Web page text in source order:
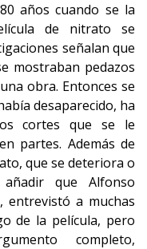
años cuando se la
de nitrato se
señalan que
mostraban pedazos
obra. Entonces se
desaparecido, ha
cortes que se le
partes. Además de
que se deteriora o
que Alfonso
entrevistó a muchas
de la película, pero
completo,